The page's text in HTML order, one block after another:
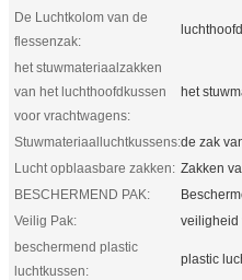
De Luchtkolom van de
flessenzak:
het stuwmateriaalzakken
van het luchthoofdkussen
voor vrachtwagens:
het
Stuwmateriaalluchtkussens:de zak
Lucht opblaasbare zakken: Zakken
BESCHERMEND PAK:
Veilig Pak:
veiligheid
beschermend plastic
luchtkussen:
plastic